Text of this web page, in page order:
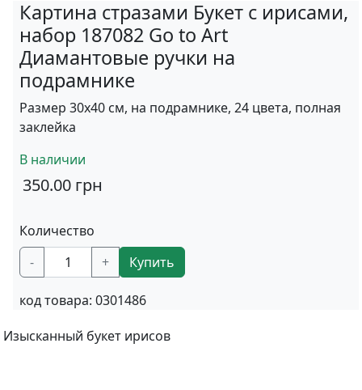
Картина стразами Букет с ирисами,
набор 187082 Go to Art
Диамантовые ручки на
подрамнике
Размер 30х40 см, на подрамнике, 24 цвета, полная
заклейка
В наличии
350.00 грн
Количество
-
+ Купить
код товара: 0301486
Изысканный букет ирисов